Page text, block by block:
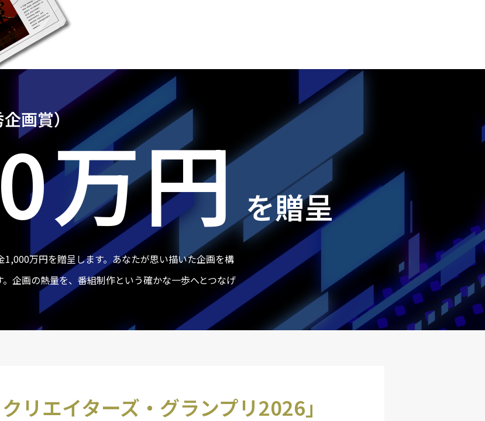
企画賞）万円 を贈呈
万円を贈呈します。あなたが思い描いた企画を構
企画の熱量を、番組制作という確かな一歩へとつなげ
リエイターズ・ グランプリ2026」